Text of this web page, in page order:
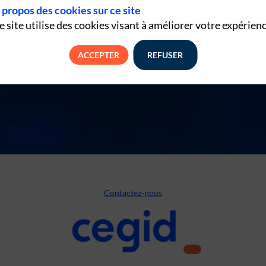
Contactez-nous
des cookies sur ce site
site utilise des cookies visant à améliorer votre
ACCEPTER REFUSER